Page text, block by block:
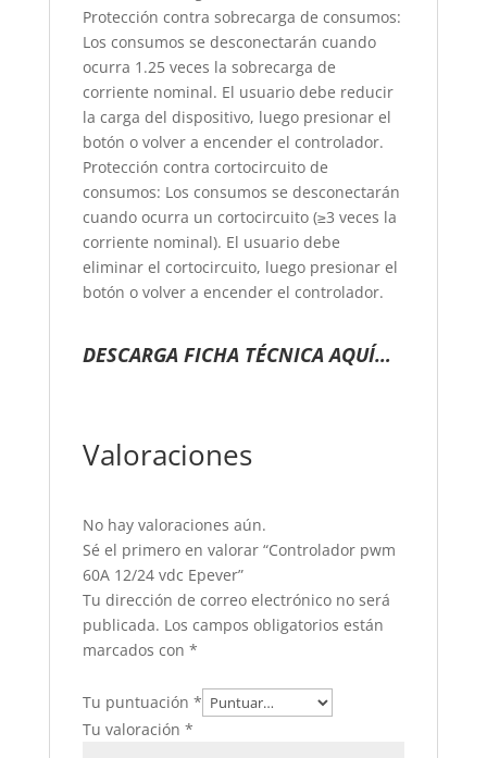
Protección contra sobrecarga de consumos:
Los consumos se desconectarán cuando
ocurra 1.25 veces la sobrecarga de
corriente nominal. El usuario debe reducir
la carga del dispositivo, luego presionar el
botón o volver a encender el controlador.
Protección contra cortocircuito de
consumos: Los consumos se desconectarán
cuando ocurra un cortocircuito (≥3 veces la
corriente nominal). El usuario debe
eliminar el cortocircuito, luego presionar el
botón o volver a encender el controlador.
DESCARGA FICHA TÉCNICA AQUÍ…
Valoraciones
No hay valoraciones aún.
Sé el primero en valorar “Controlador pwm
60A 12/24 vdc Epever”
Tu dirección de correo electrónico no será
publicada. Los campos obligatorios están
marcados con *
Tu puntuación *
Tu valoración *